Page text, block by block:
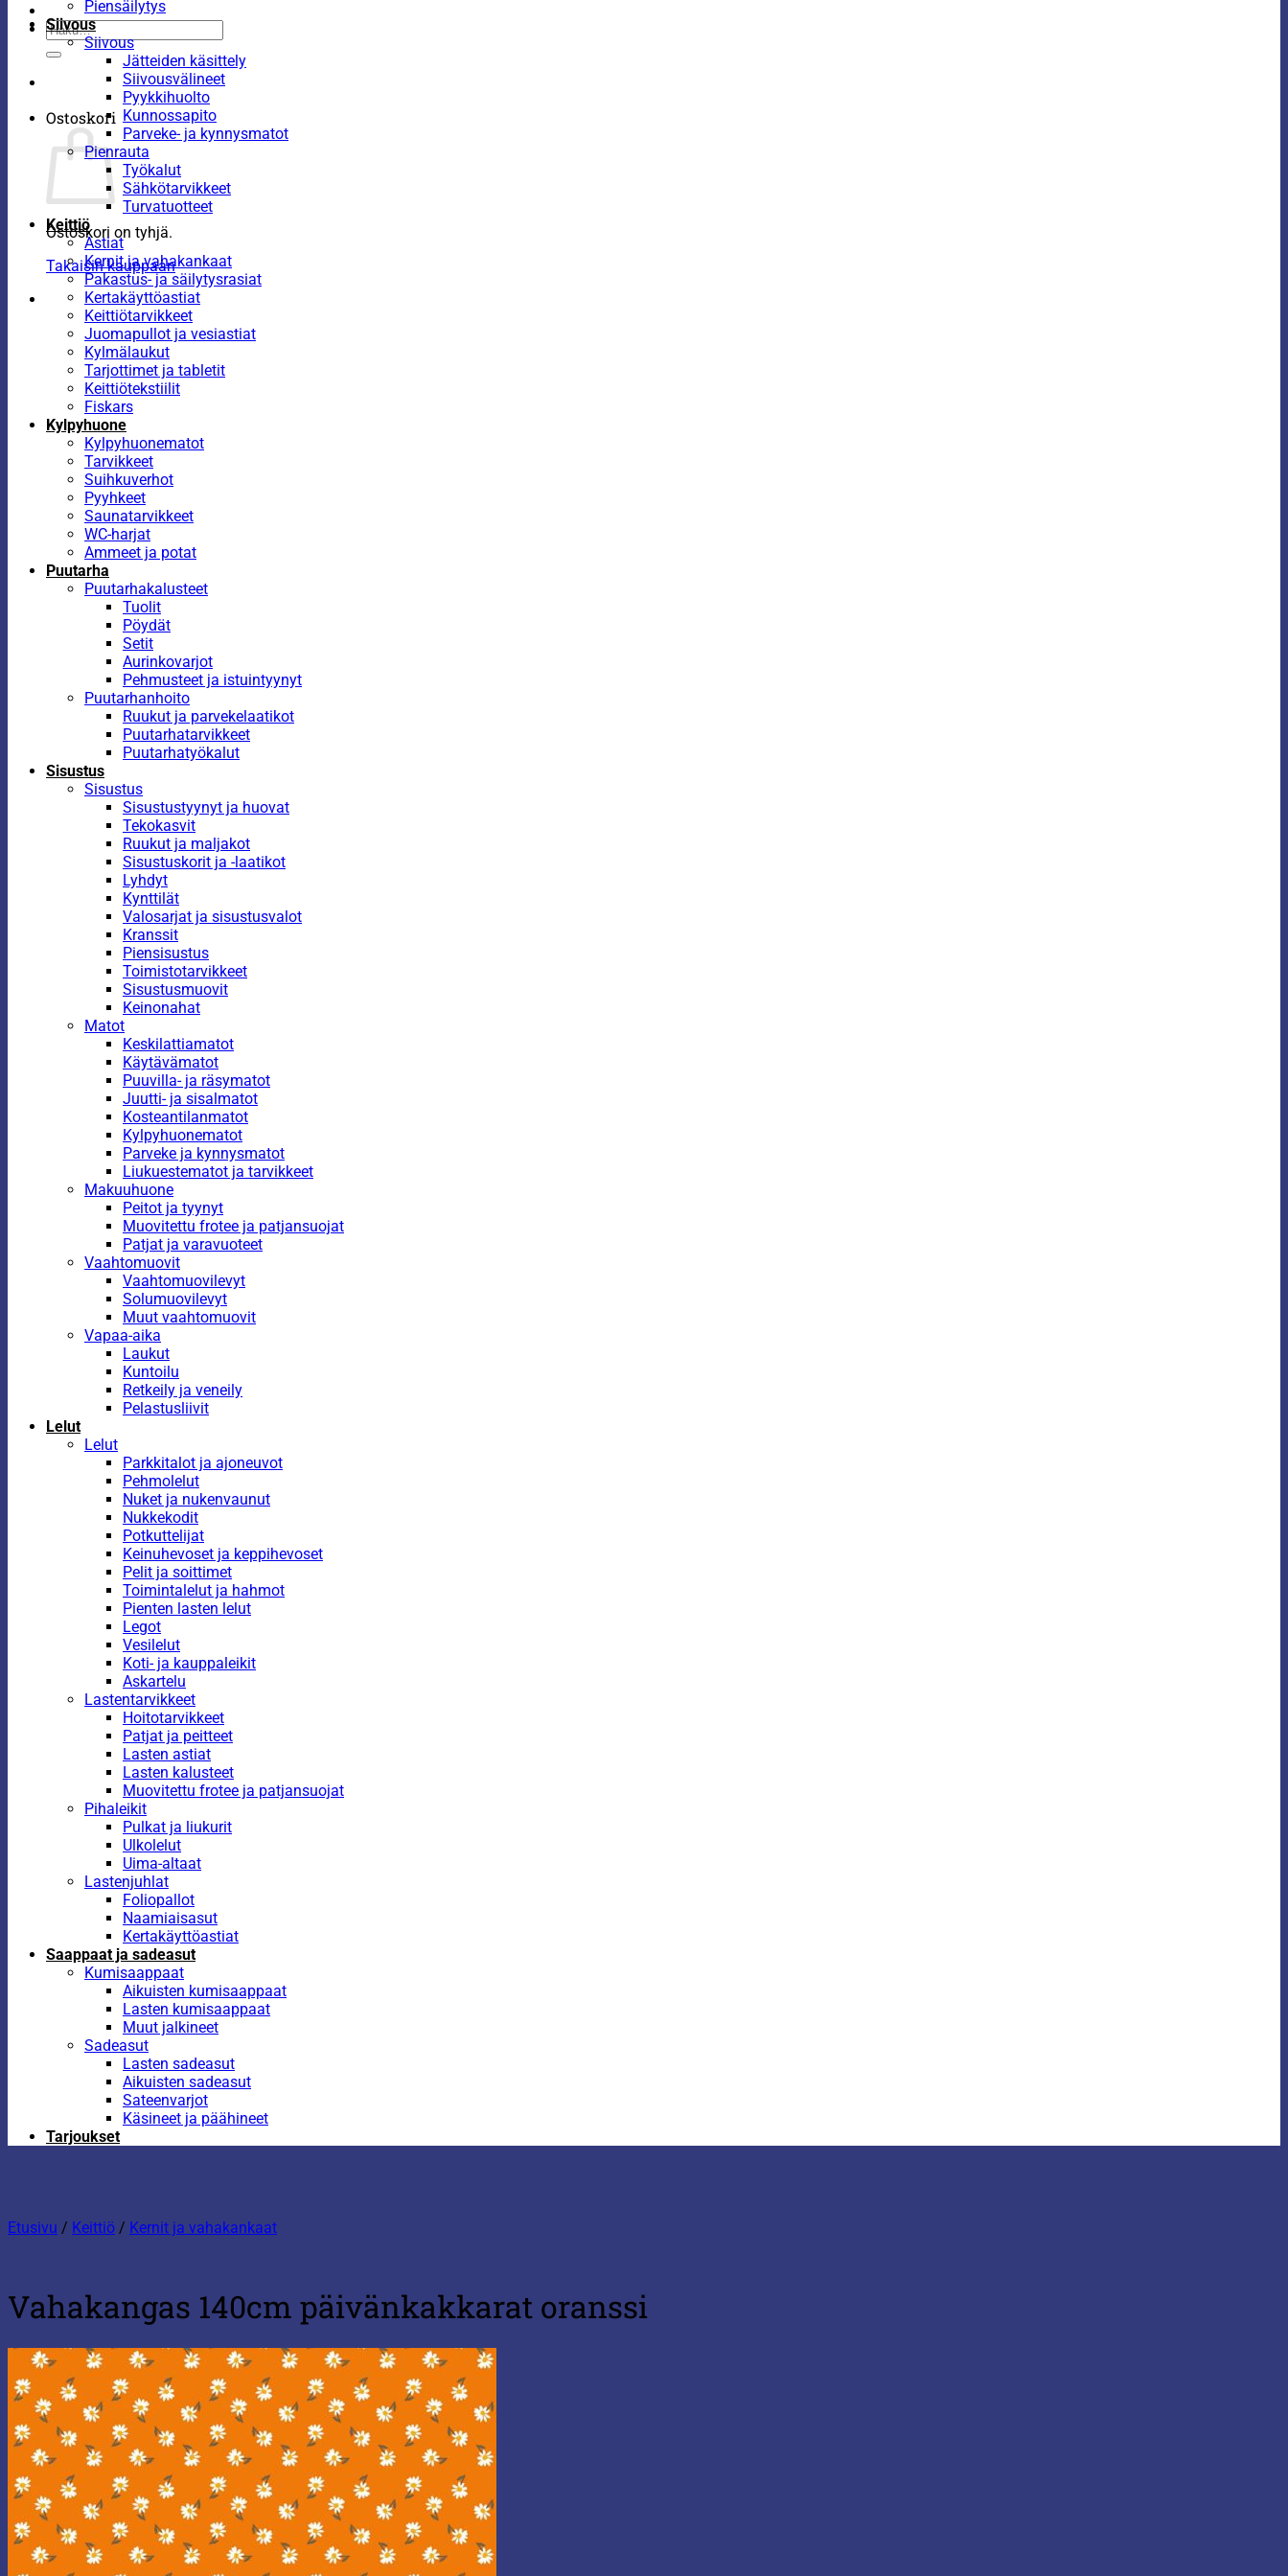
Etsi:
Ostoskori
Ostoskori on tyhjä.
Takaisin kauppaan
Piensäilytys
Siivous
Siivous
Jätteiden käsittely
Siivousvälineet
Pyykkihuolto
Kunnossapito
Parveke- ja kynnysmatot
Pienrauta
Työkalut
Sähkötarvikkeet
Turvatuotteet
Keittiö
Astiat
Kernit ja vahakankaat
Pakastus- ja säilytysrasiat
Kertakäyttöastiat
Keittiötarvikkeet
Juomapullot ja vesiastiat
Kylmälaukut
Tarjottimet ja tabletit
Keittiötekstiilit
Fiskars
Kylpyhuone
Kylpyhuonematot
Tarvikkeet
Suihkuverhot
Pyyhkeet
Saunatarvikkeet
WC-harjat
Ammeet ja potat
Puutarha
Puutarhakalusteet
Tuolit
Pöydät
Setit
Aurinkovarjot
Pehmusteet ja istuintyynyt
Puutarhanhoito
Ruukut ja parvekelaatikot
Puutarhatarvikkeet
Puutarhatyökalut
Sisustus
Sisustus
Sisustustyynyt ja huovat
Tekokasvit
Ruukut ja maljakot
Sisustuskorit ja -laatikot
Lyhdyt
Kynttilät
Valosarjat ja sisustusvalot
Kranssit
Piensisustus
Toimistotarvikkeet
Sisustusmuovit
Keinonahat
Matot
Keskilattiamatot
Käytävämatot
Puuvilla- ja räsymatot
Juutti- ja sisalmatot
Kosteantilanmatot
Kylpyhuonematot
Parveke ja kynnysmatot
Liukuestematot ja tarvikkeet
Makuuhuone
Peitot ja tyynyt
Muovitettu frotee ja patjansuojat
Patjat ja varavuoteet
Vaahtomuovit
Vaahtomuovilevyt
Solumuovilevyt
Muut vaahtomuovit
Vapaa-aika
Laukut
Kuntoilu
Retkeily ja veneily
Pelastusliivit
Lelut
Lelut
Parkkitalot ja ajoneuvot
Pehmolelut
Nuket ja nukenvaunut
Nukkekodit
Potkuttelijat
Keinuhevoset ja keppihevoset
Pelit ja soittimet
Toimintalelut ja hahmot
Pienten lasten lelut
Legot
Vesilelut
Koti- ja kauppaleikit
Askartelu
Lastentarvikkeet
Hoitotarvikkeet
Patjat ja peitteet
Lasten astiat
Lasten kalusteet
Muovitettu frotee ja patjansuojat
Pihaleikit
Pulkat ja liukurit
Ulkolelut
Uima-altaat
Lastenjuhlat
Foliopallot
Naamiaisasut
Kertakäyttöastiat
Saappaat ja sadeasut
Kumisaappaat
Aikuisten kumisaappaat
Lasten kumisaappaat
Muut jalkineet
Sadeasut
Lasten sadeasut
Aikuisten sadeasut
Sateenvarjot
Käsineet ja päähineet
Tarjoukset
Etusivu / Keittiö / Kernit ja vahakankaat
Vahakangas 140cm päivänkakkarat oranssi